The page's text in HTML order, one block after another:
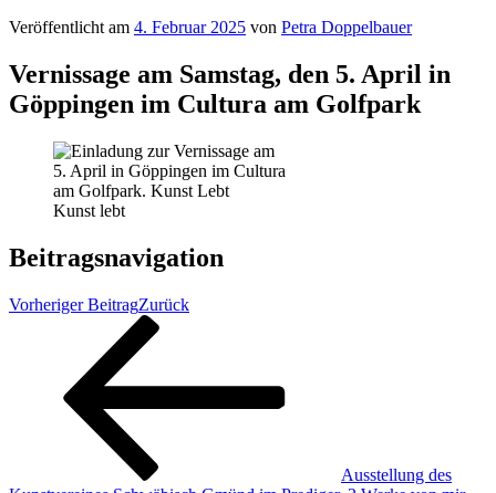
Veröffentlicht am 4. Februar 2025 von Petra Doppelbauer
Vernissage am Samstag, den 5. April in
Göppingen im Cultura am Golfpark
Kunst lebt
Beitragsnavigation
Vorheriger BeitragZurück
Ausstellung des